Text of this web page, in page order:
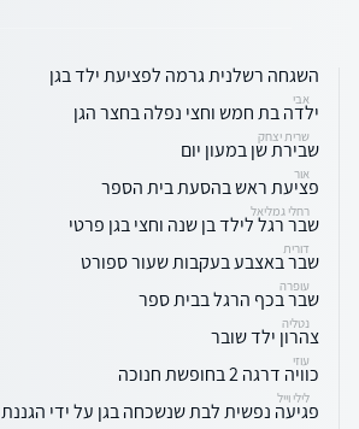
השגחה רשלנית גרמה לפציעת ילד בגן
אבי
ילדה בת חמש וחצי נפלה בחצר הגן
שרית יצחק
שבירת שן במעון יום
אור
פציעת ראש בהסעת בית הספר
רחלי גמליאל
שבר רגל לילד בן שנה וחצי בגן פרטי
דורית
שבר באצבע בעקבות שעור ספורט
עופרה
שבר בכף הרגל בבית ספר
נטליה
צהרון ילד שובר
עוזי
כוויה דרגה 2 בחופשת חנוכה
לילי וייל
פגיעה נפשית לבת שנשכחה בגן על ידי הגננת